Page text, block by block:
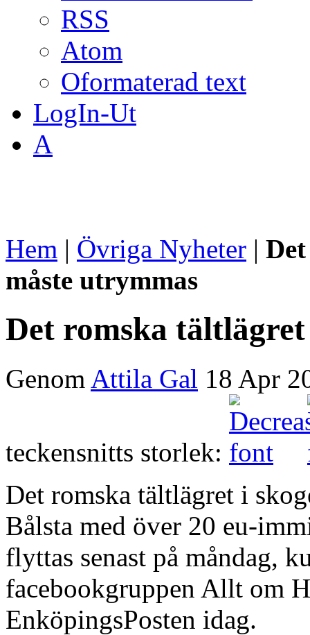
RSS
Atom
Oformaterad text
LogIn-Ut
A
Hem | Övriga Nyheter |
måste utrymmas
Det romska
Genom Attila Gal 18 Apr
teckensnitts storlek:
Det romska tältlägret i
Bålsta med över 20 eu-
flyttas senast på måndag,
facebookgruppen Allt om
EnköpingsPosten idag.